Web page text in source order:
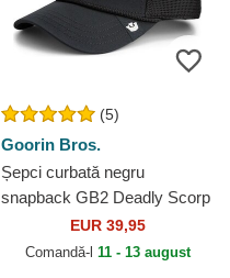
(5)
Goorin Bros.
Șepci curbată negru
snapback GB2 Deadly Scorp
The Rocker The Farm Goorin
Bros.
EUR 39,95
Comandă-l 11 - 13 august